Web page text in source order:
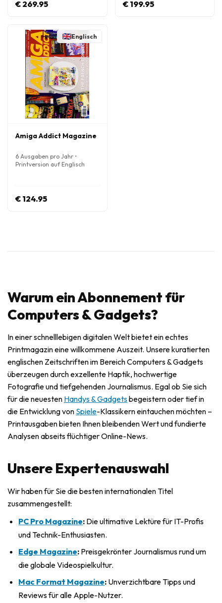
€ 269.95 € 199.95
Englisch
Amiga Addict Magazine
6 Ausgaben pro Jahr •
Printversion auf Englisch
€ 124.95
Warum ein Abonnement für
Computers & Gadgets?
In einer schnelllebigen digitalen Welt bietet ein echtes
Printmagazin eine willkommene Auszeit. Unsere kuratierten
englischen Zeitschriften im Bereich Computers & Gadgets
überzeugen durch exzellente Haptik, hochwertige
Fotografie und tiefgehenden Journalismus. Egal ob Sie sich
für die neuesten Handys & Gadgetsbegeistern oder tief in
die Entwicklung von Spiele-Klassikern eintauchen möchten –
Printausgaben bieten Ihnen bleibenden Wert und fundierte
Analysen abseits flüchtiger Online-News.
Unsere Expertenauswahl
Wir haben für Sie die besten internationalen Titel
zusammengestellt:
PC Pro Magazine: Die ultimative Lektüre für IT-Profis
und Technik-Enthusiasten.
Edge Magazine: Preisgekrönter Journalismus rund um
die globale Videospielkultur.
Mac Format Magazine: Unverzichtbare Tipps und
Reviews für alle Apple-Nutzer.